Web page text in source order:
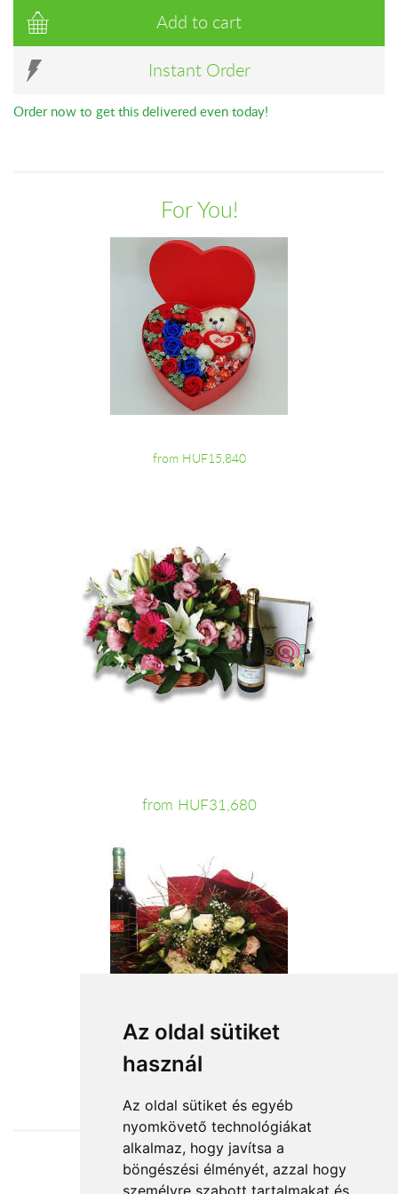
Az oldal sütiket
használ
Az oldal sütiket és egyéb
nyomkövető technológiákat
alkalmaz, hogy javítsa a
böngészési élményét, azzal hogy
személyre szabott tartalmakat és
Add to cart
Instant Order
Order now to get this delivered even today!
For You!
from HUF15,840
from HUF31,680
from HUF22,800
Accepted payment methods